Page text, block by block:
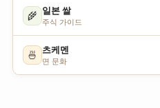
🌾 일본 쌀
주식 가이드
🍜 츠케멘
면 문화